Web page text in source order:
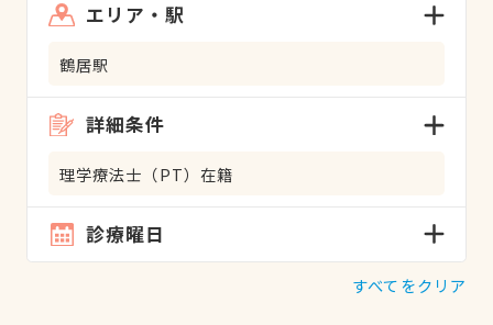
エリア・駅
鶴居駅
詳細条件
理学療法士（PT）在籍
診療曜日
すべてをクリア